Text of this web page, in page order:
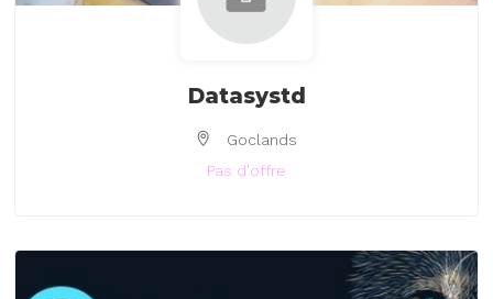
Datasystd
Goclands
Pas d'offre